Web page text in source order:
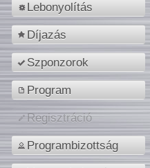
Lebonyolítás
Díjazás
Szponzorok
Program
Regisztráció
Programbizottság